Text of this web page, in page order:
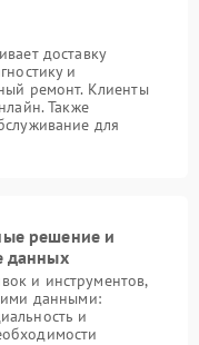
доставку
и
ремонт. Клиенты
Также
для
решение и
данных
и инструментов,
данными:
и